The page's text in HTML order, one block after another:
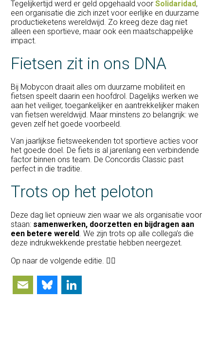
Tegelijkertijd werd er geld opgehaald voorSolidaridad,
een organisatie die zich inzet voor eerlijke en duurzame
productieketens wereldwijd. Zo kreeg deze dag niet
alleen een sportieve, maar ook een maatschappelijke
impact.
Fietsen zit in ons DNA
Bij Mobycon draait alles om duurzame mobiliteit en
fietsen speelt daarin een hoofdrol. Dagelijks werken we
aan het veiliger, toegankelijker en aantrekkelijker maken
van fietsen wereldwijd. Maar minstens zo belangrijk: we
geven zelf het goede voorbeeld.
Van jaarlijkse fietsweekenden tot sportieve acties voor
het goede doel. De fiets is al jarenlang een verbindende
factor binnen ons team. De Concordis Classic past
perfect in die traditie.
Trots op het peloton
Deze dag liet opnieuw zien waar we als organisatie voor
staan: samenwerken, doorzetten en bijdragen aan
een betere wereld. We zijn trots op alle collega’s die
deze indrukwekkende prestatie hebben neergezet.
Op naar de volgende editie. 🚴‍♂️
EmailBluesky